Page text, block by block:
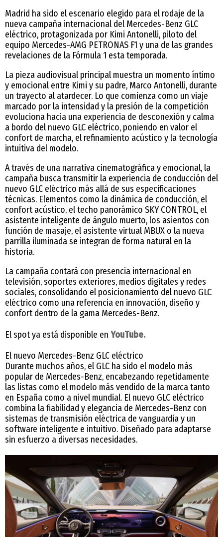
Madrid ha sido el escenario elegido para el rodaje de la
nueva campaña internacional del Mercedes-Benz GLC
eléctrico, protagonizada por Kimi Antonelli, piloto del
equipo Mercedes-AMG PETRONAS F1 y una de las grandes
revelaciones de la Fórmula 1 esta temporada.
La pieza audiovisual principal muestra un momento íntimo
y emocional entre Kimi y su padre, Marco Antonelli, durante
un trayecto al atardecer. Lo que comienza como un viaje
marcado por la intensidad y la presión de la competición
evoluciona hacia una experiencia de desconexión y calma
a bordo del nuevo GLC eléctrico, poniendo en valor el
confort de marcha, el refinamiento acústico y la tecnología
intuitiva del modelo.
A través de una narrativa cinematográfica y emocional, la
campaña busca transmitir la experiencia de conducción del
nuevo GLC eléctrico más allá de sus especificaciones
técnicas. Elementos como la dinámica de conducción, el
confort acústico, el techo panorámico SKY CONTROL, el
asistente inteligente de ángulo muerto, los asientos con
función de masaje, el asistente virtual MBUX o la nueva
parrilla iluminada se integran de forma natural en la
historia.
La campaña contará con presencia internacional en
televisión, soportes exteriores, medios digitales y redes
sociales, consolidando el posicionamiento del nuevo GLC
eléctrico como una referencia en innovación, diseño y
confort dentro de la gama Mercedes-Benz.
El spot ya está disponible en YouTube.
El nuevo Mercedes-Benz GLC eléctrico
Durante muchos años, el GLC ha sido el modelo más
popular de Mercedes-Benz, encabezando repetidamente
las listas como el modelo más vendido de la marca tanto
en España como a nivel mundial. El nuevo GLC eléctrico
combina la fiabilidad y elegancia de Mercedes-Benz con
sistemas de transmisión eléctrica de vanguardia y un
software inteligente e intuitivo. Diseñado para adaptarse
sin esfuerzo a diversas necesidades.